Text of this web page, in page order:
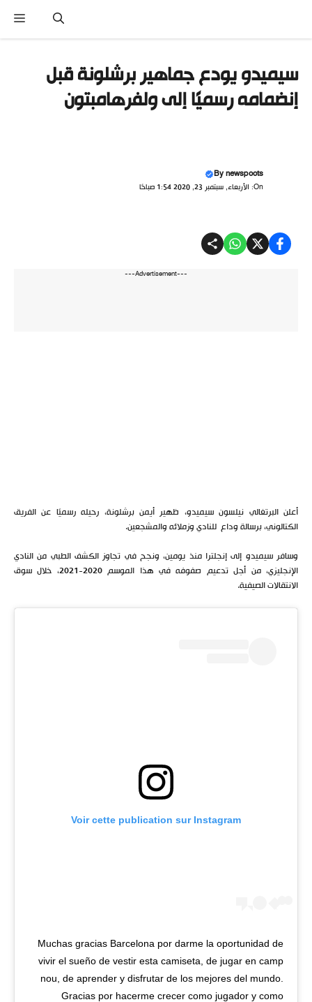
سيميدو يودع جماهير برشلونة قبل
إنضمامه رسميًا إلى ولفرهامبتون
Bynewspoots
On: الأربعاء, سبتمبر 23, 2020 1:54 صباحًا
---Advertisement---
أعلن البرتغالي نيلسون سيميدو، ظهير أيمن برشلونة، رحيله رسميًا عن الفريق
الكتالوني، برسالة وداع للنادي وزملائه والمشجعين.
وسافر سيميدو إلى إنجلترا منذ يومين، ونجح في تجاوز الكشف الطبي من النادي
الإنجليزي، من أجل تدعيم صفوفه في هذا الموسم 2020-2021، خلال سوق
الانتقالات الصيفية.
Voir cette publication sur Instagram
Muchas gracias Barcelona por darme la oportunidad de
vivir el sueño de vestir esta camiseta, de jugar en camp
nou, de aprender y disfrutar de los mejores del mundo.
Gracias por hacerme crecer como jugador y como